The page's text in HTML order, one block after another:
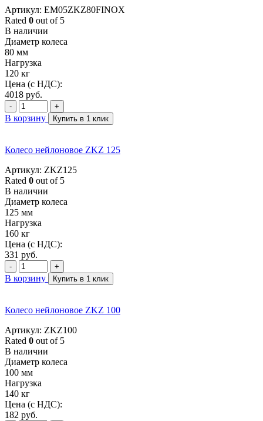
Артикул: EM05ZKZ80FINOX
Rated 0 out of 5
В наличии
Диаметр колеса
80 мм
Нагрузка
120 кг
Цена (с НДС):
4018 руб.
- +
В корзину Купить в 1 клик
Колесо нейлоновое ZKZ 125
Артикул: ZKZ125
Rated 0 out of 5
В наличии
Диаметр колеса
125 мм
Нагрузка
160 кг
Цена (с НДС):
331 руб.
- +
В корзину Купить в 1 клик
Колесо нейлоновое ZKZ 100
Артикул: ZKZ100
Rated 0 out of 5
В наличии
Диаметр колеса
100 мм
Нагрузка
140 кг
Цена (с НДС):
182 руб.